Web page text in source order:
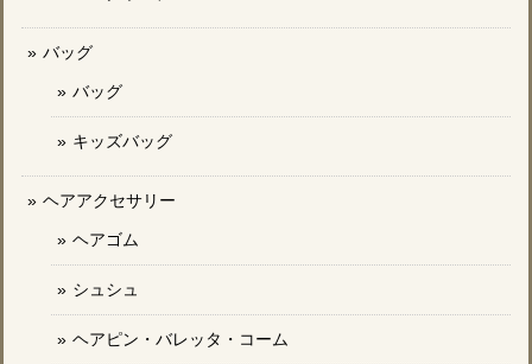
バッグ
バッグ
キッズバッグ
ヘアアクセサリー
ヘアゴム
シュシュ
ヘアピン・バレッタ・コーム